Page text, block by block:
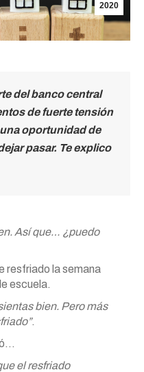
2020
del banco central
de fuerte tensión
oportunidad de
pasar. Te explico
Así que… ¿puedo
resfriado la semana
escuela.
bien. Pero más
.
el resfriado